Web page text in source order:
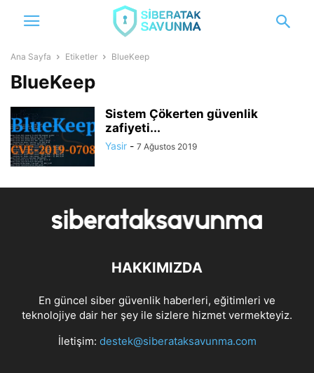
Ana Sayfa Etiketler BlueKeep
BlueKeep
Sistem Çökerten güvenlik
zafiyeti...
Yasir - 7 Ağustos 2019
HAKKIMIZDA
En güncel siber güvenlik haberleri, eğitimleri ve
teknolojiye dair her şey ile sizlere hizmet vermekteyiz.
İletişim: destek@siberataksavunma.com